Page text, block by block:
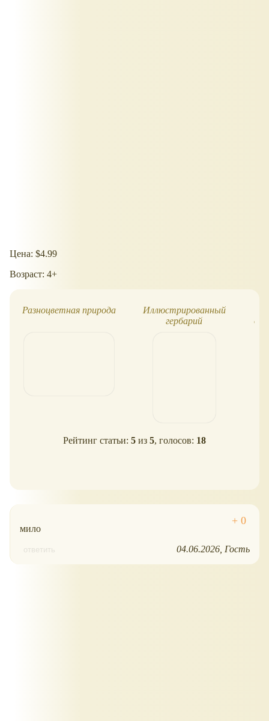
Цена: $4.99
Возраст: 4+
Разноцветная природа
Иллюстрированный
гербарий
Рейтинг статьи: 5 из 5, голосов: 18
мило
ответить 04.06.2026 Гость